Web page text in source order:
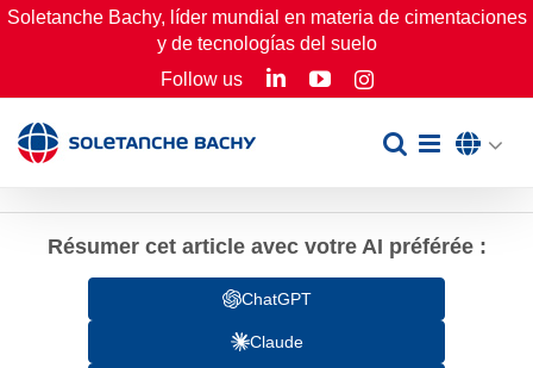
Skip
Soletanche Bachy, líder mundial en materia de cimentaciones
y de tecnologías del suelo
Follow us
LinkedInYouTubeInstagram
Résumer cet article avec votre AI préférée :
ChatGPT
Claude